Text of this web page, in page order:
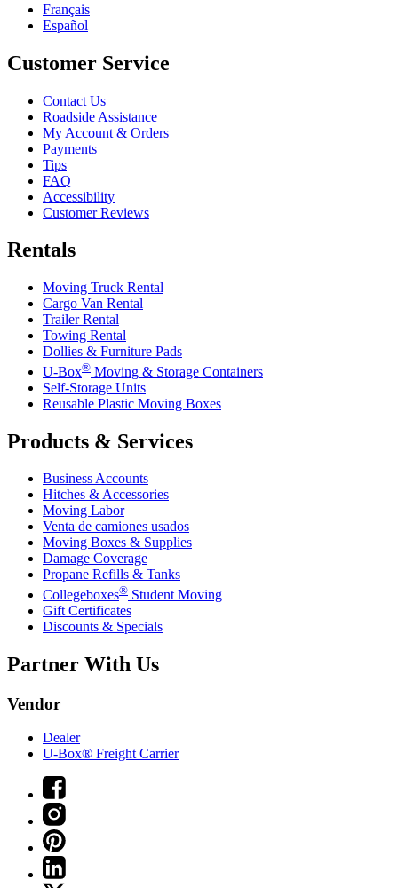
Français
Español
Customer Service
Contact Us
Roadside Assistance
My Account & Orders
Payments
Tips
FAQ
Accessibility
Customer Reviews
Rentals
Moving Truck Rental
Cargo Van Rental
Trailer Rental
Towing Rental
Dollies & Furniture Pads
U-Box® Moving & Storage Containers
Self-Storage Units
Reusable Plastic Moving Boxes
Products & Services
Business Accounts
Hitches & Accessories
Moving Labor
Venta de camiones usados
Moving Boxes & Supplies
Damage Coverage
Propane Refills & Tanks
Collegeboxes® Student Moving
Gift Certificates
Discounts & Specials
Partner With Us
Vendor
Dealer
U-Box® Freight Carrier